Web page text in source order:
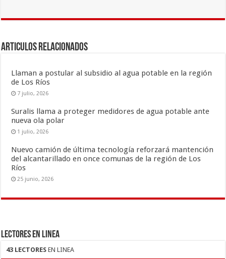
o
k
r
Articulos Relacionados
Llaman a postular al subsidio al agua potable en la región
de Los Ríos
7 julio, 2026
Suralis llama a proteger medidores de agua potable ante
nueva ola polar
1 julio, 2026
Nuevo camión de última tecnología reforzará mantención
del alcantarillado en once comunas de la región de Los
Ríos
25 junio, 2026
LECTORES EN LINEA
43 LECTORES EN LINEA